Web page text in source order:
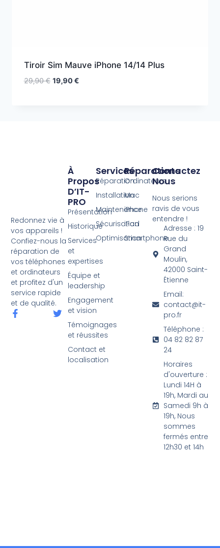
Tiroir Sim Mauve iPhone 14/14 Plus
29,90€ 19,90€
Redonnez vie à
vos appareils !
Confiez-nous la
réparation de
vos téléphones
et ordinateurs
et profitez d'un
service rapide
et de qualité.
Réparations
Ordinateurs
Mac
iPhone
iPad
Smartphone
Services
Réparation
Installation
Maintenance
Sécurisation
Optimisation
À
Propos
D’IT-
PRO
Présentation
Historique
Services
et
expertises
Équipe et
leadership
Engagement
et vision
Témoignages
et réussites
Contact et
localisation
Contactez
Nous
Nous serions
ravis de vous
entendre !
Adresse : 19
Rue du
Grand
Moulin,
42000 Saint-
Étienne
Email:
contact@it-
pro.fr
Téléphone :
04 82 82 87
24
Horaires
d'ouverture :
Lundi 14H à
19h, Mardi au
Samedi 9h à
19h, Nous
sommes
fermés entre
12h30 et 14h